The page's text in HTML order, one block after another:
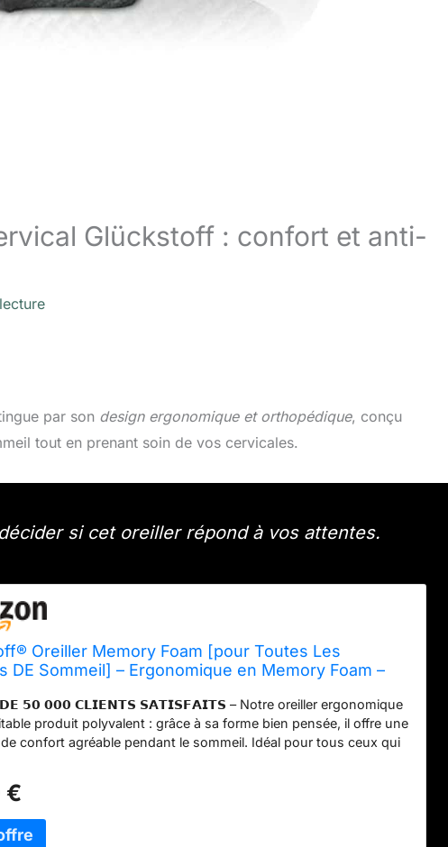
Glückstoff : confort et anti-
par son design ergonomique et orthopédique, conçu
tout en prenant soin de vos cervicales.
si cet oreiller répond à vos attentes.
Oreiller Memory Foam [pour Toutes Les
DE Sommeil] – Ergonomique en Memory Foam –
en Bambou
𝟱𝟬 𝟬𝟬𝟬 𝗖𝗟𝗜𝗘𝗡𝗧𝗦 𝗦𝗔𝗧𝗜𝗦𝗙𝗔𝗜𝗧𝗦 – Notre oreiller ergonomique
produit polyvalent : grâce à sa forme bien pensée, il offre une
confort agréable pendant le sommeil. Idéal pour tous ceux qui
l’importance au confort et à une sensation de repos détendue.
𝗟𝗔 𝗣𝗘𝗔𝗨 & 𝗦𝗨̂𝗥 – Des matériaux de haute qualité pour
agréable : certifié OEKO-TEX Standard 100 et évalué « Très
Les matériaux soigneusement sélectionnés assurent
particulièrement douce pour la peau.
€